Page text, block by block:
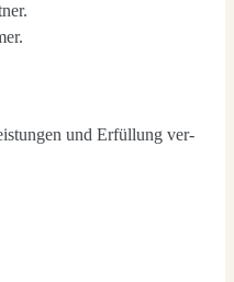
und Erfül­lung ver­